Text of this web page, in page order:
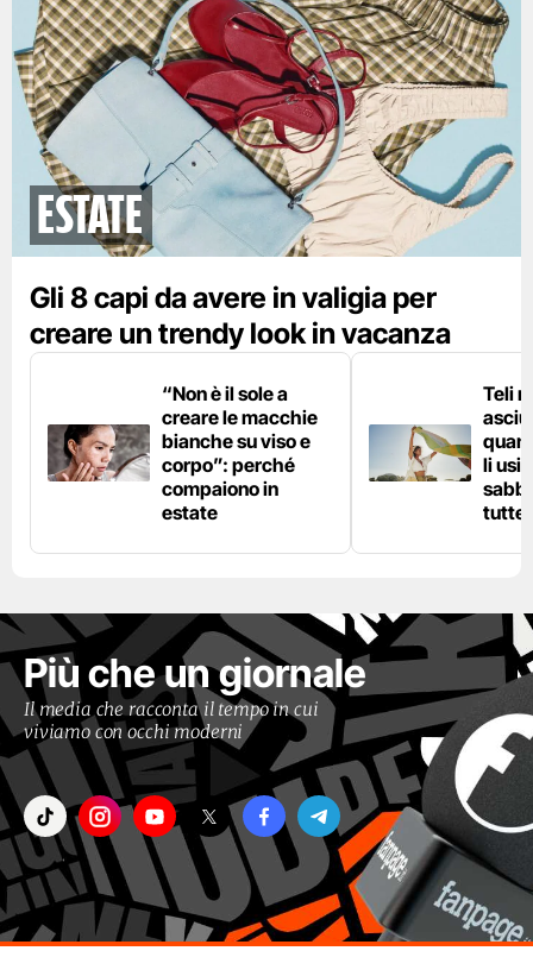
Estate
Gli 8 capi da avere in valigia per
creare un trendy look in vacanza
“Non è il sole a
creare le macchie
bianche su viso e
corpo”: perché
compaiono in
estate
Teli
li
tutte
Più che un giornale
Il media che racconta il tempo in cui
viviamo con occhi moderni